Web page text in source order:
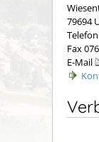
79694
Fax
E-Mail